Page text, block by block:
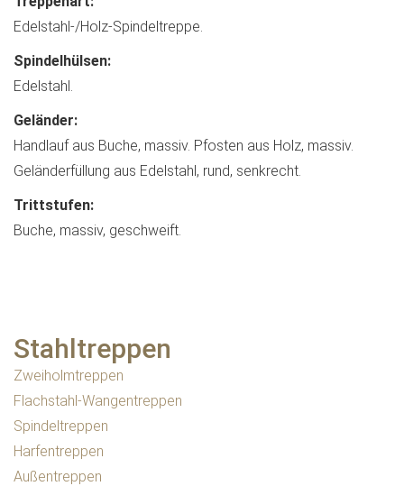
Edelstahl-/Holz-Spindeltreppe.
Spindelhülsen:
Edelstahl.
Geländer:
Handlauf aus Buche, massiv. Pfosten aus Holz, massiv.
Geländerfüllung aus Edelstahl, rund, senkrecht.
Trittstufen:
Buche, massiv, geschweift.
Stahltreppen
Zweiholmtreppen
Flachstahl-Wangentreppen
Spindeltreppen
Harfentreppen
Außentreppen